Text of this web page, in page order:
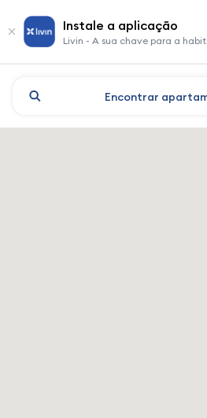
Instale a aplicação
Livin - A sua chave para a
Encontrar
Lviv: hotéis e